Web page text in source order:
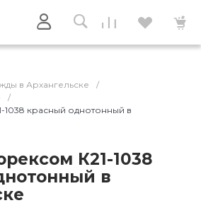
в Архангельске
/
/
1038 красный однотонный в
К21-1038
в